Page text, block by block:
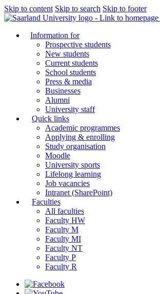
Skip to content Skip to search Skip to footer
Information for
Prospective students
New students
Current students
School students
Press & media
Businesses
Alumni
University staff
Quick links
Academic programmes
Applying & enrolling
Study organisation
Moodle
University sports
Lifelong learning
Job vacancies
Intranet (SharePoint)
Faculties
All faculties
Faculty HW
Faculty M
Faculty MI
Faculty NT
Faculty P
Faculty R